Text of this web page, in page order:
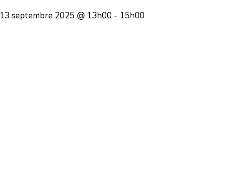
13 septembre 2025 @ 13h00 - 15h00